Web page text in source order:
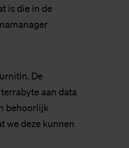
is die in de
De
aan data
behoorlijk
we deze kunnen